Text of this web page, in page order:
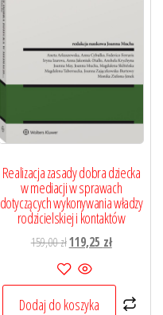
Realizacja zasady dobra dziecka
w mediacji w sprawach
dotyczących wykonywania władzy
rodzicielskiej i kontaktów
159,00złPierwotna
cena
wynosiła:
159,00 zł.
119,25 złAktualna
119,25 zł.
Dodaj do koszyka